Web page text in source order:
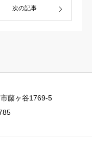
次の記事
藤ヶ谷1769-5